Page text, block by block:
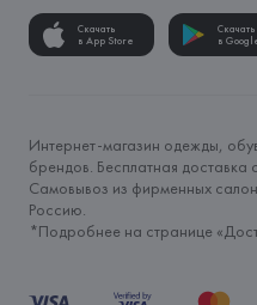
Скачать
в App Store
Скачать
в
Интернет-магазин одежды,
брендов. Бесплатная
Самовывоз из фирменных
Россию.
*Подробнее на странице «